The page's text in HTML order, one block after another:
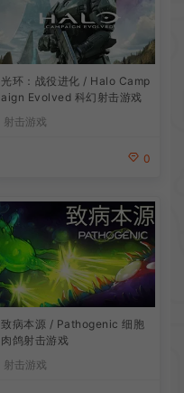
光环：战役进化 / Halo Camp
aign Evolved 科幻射击游戏
射击游戏
0
致病本源 / Pathogenic 细胞
肉鸽射击游戏
射击游戏